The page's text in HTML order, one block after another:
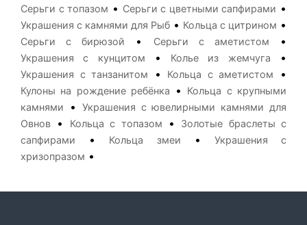
Серьги с топазом • Серьги с цветными сапфирами •
Украшения с камнями для Рыб • Кольца с цитрином •
Серьги с бирюзой • Серьги с аметистом •
Украшения с кунцитом • Колье из жемчуга •
Украшения с танзанитом • Кольца с аметистом •
Кулоны на рождение ребёнка •
Кольца с крупными
камнями
•
Украшения с ювелирными камнями для
Овнов • Кольца с топазом •
Золотые браслеты с
сапфирами
• Кольца змеи • Украшения с
хризопразом •